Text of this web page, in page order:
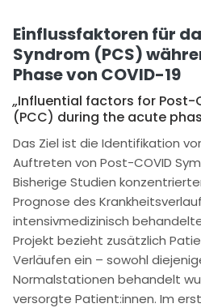
Einflussfaktoren für
Syndrom (PCS)
Phase von COVID-19
„Influential factors for Post-
(PCC) during the acute
Das Ziel ist die Identifikation
Auftreten von Post-COVID
Bisherige Studien
Prognose des
intensivmedizinisch
Projekt bezieht zusätzlich
Verläufen ein – sowohl
Normalstationen behandelt
versorgte Patient:innen. Im